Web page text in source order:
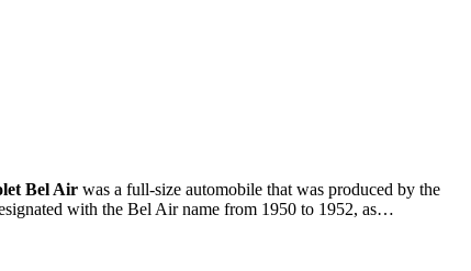
Bel Air was a full-size automobile that was produced by the
with the Bel Air name from 1950 to 1952, as…